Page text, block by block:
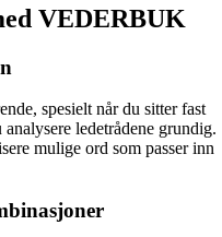
VEDERBUK
spesielt når du sitter fast
ledetrådene grundig.
mulige ord som passer inn